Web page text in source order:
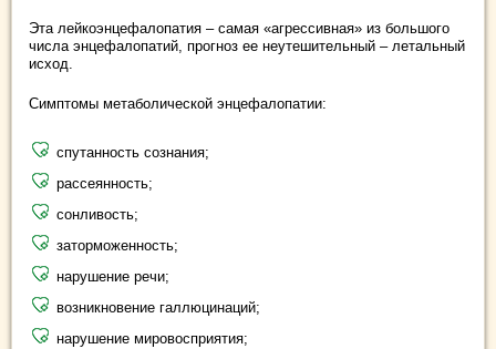
Эта лейкоэнцефалопатия – самая «агрессивная» из большого
числа энцефалопатий, прогноз ее неутешительный – летальный
исход.
Симптомы метаболической энцефалопатии:
спутанность сознания;
рассеянность;
сонливость;
заторможенность;
нарушение речи;
возникновение галлюцинаций;
нарушение мировосприятия;